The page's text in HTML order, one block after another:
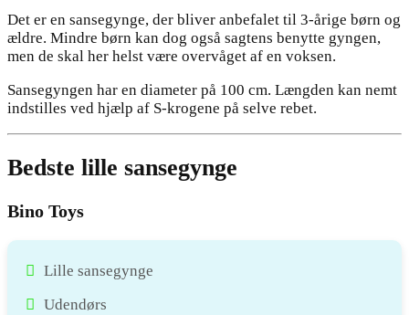
Det er en sansegynge, der bliver anbefalet til 3-årige børn og
ældre. Mindre børn kan dog også sagtens benytte gyngen,
men de skal her helst være overvåget af en voksen.
Sansegyngen har en diameter på 100 cm. Længden kan nemt
indstilles ved hjælp af S-krogene på selve rebet.
Bedste lille sansegynge
Bino Toys
Lille sansegynge
Udendørs